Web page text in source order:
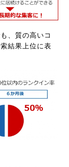
、質の高いコ
結果上位に表